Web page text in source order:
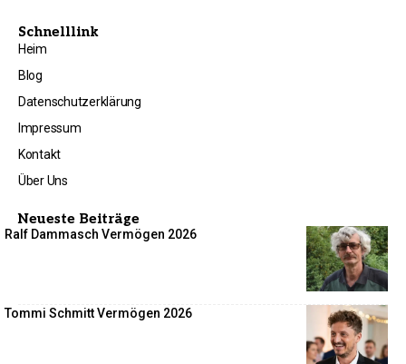
Schnelllink
Heim
Blog
Datenschutzerklärung
Impressum
Kontakt
Über Uns
Neueste Beiträge
Ralf Dammasch Vermögen 2026
Tommi Schmitt Vermögen 2026